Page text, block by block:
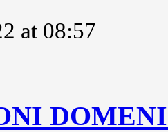
at 08:57